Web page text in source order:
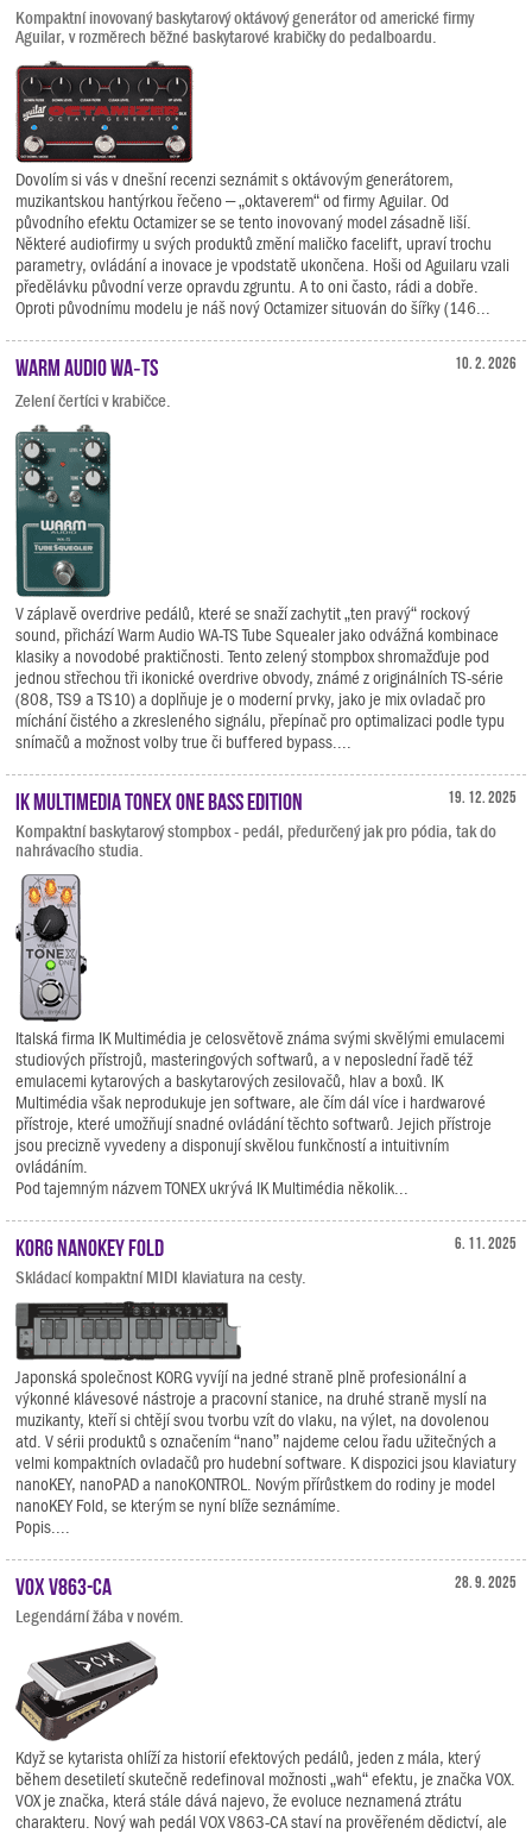
Kompaktní inovovaný baskytarový oktávový generátor od americké firmy
Aguilar, v rozměrech běžné baskytarové krabičky do pedalboardu.
Dovolím si vás v dnešní recenzi seznámit s oktávovým generátorem,
muzikantskou hantýrkou řečeno – „oktaverem“ od firmy Aguilar. Od
původního efektu Octamizer se se tento inovovaný model zásadně liší.
Některé audiofirmy u svých produktů změní maličko facelift, upraví trochu
parametry, ovládání a inovace je vpodstatě ukončena. Hoši od Aguilaru vzali
předělávku původní verze opravdu zgruntu. A to oni často, rádi a dobře.
Oproti původnímu modelu je náš nový Octamizer situován do šířky (146...
10. 2. 2026
Warm Audio WA‑TS
Zelení čertíci v krabičce.
V záplavě overdrive pedálů, které se snaží zachytit „ten pravý“ rockový
sound, přichází Warm Audio WA-TS Tube Squealer jako odvážná kombinace
klasiky a novodobé praktičnosti. Tento zelený stompbox shromažďuje pod
jednou střechou tři ikonické overdrive obvody, známé z originálních TS-série
(808, TS9 a TS10) a doplňuje je o moderní prvky, jako je mix ovladač pro
míchání čistého a zkresleného signálu, přepínač pro optimalizaci podle typu
snímačů a možnost volby true či buffered bypass....
19. 12. 2025
IK Multimedia TONEX ONE Bass Edition
Kompaktní baskytarový stompbox - pedál, předurčený jak pro pódia, tak do
nahrávacího studia.
Italská firma IK Multimédia je celosvětově známa svými skvělými emulacemi
studiových přístrojů, masteringových softwarů, a v neposlední řadě též
emulacemi kytarových a baskytarových zesilovačů, hlav a boxů. IK
Multimédia však neprodukuje jen software, ale čím dál více i hardwarové
přístroje, které umožňují snadné ovládání těchto softwarů. Jejich přístroje
jsou precizně vyvedeny a disponují skvělou funkčností a intuitivním
ovládáním.
Pod tajemným názvem TONEX ukrývá IK Multimédia několik...
6. 11. 2025
KORG nanoKEY Fold
Skládací kompaktní MIDI klaviatura na cesty.
Japonská společnost KORG vyvíjí na jedné straně plně profesionální a
výkonné klávesové nástroje a pracovní stanice, na druhé straně myslí na
muzikanty, kteří si chtějí svou tvorbu vzít do vlaku, na výlet, na dovolenou
atd. V sérii produktů s označením “nano” najdeme celou řadu užitečných a
velmi kompaktních ovladačů pro hudební software. K dispozici jsou klaviatury
nanoKEY, nanoPAD a nanoKONTROL. Novým přírůstkem do rodiny je model
nanoKEY Fold, se kterým se nyní blíže seznámíme.
Popis....
28. 9. 2025
VOX V863-CA
Legendární žába v novém.
Když se kytarista ohlíží za historií efektových pedálů, jeden z mála, který
během desetiletí skutečně redefinoval možnosti „wah“ efektu, je značka VOX.
VOX je značka, která stále dává najevo, že evoluce neznamená ztrátu
charakteru. Nový wah pedál VOX V863-CA staví na prověřeném dědictví, ale